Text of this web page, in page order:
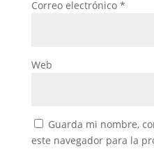
Correo electrónico *
Web
Guarda mi nombre,
este navegador para la